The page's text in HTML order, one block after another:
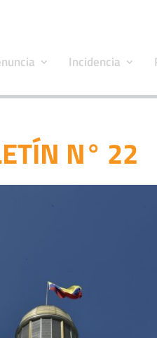
Incidencia
N° 22